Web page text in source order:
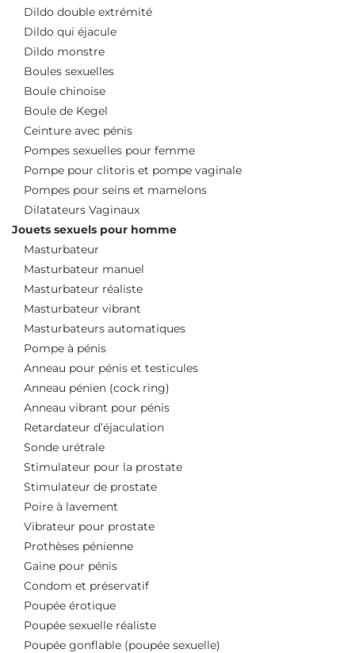
Dildo double extrémité
Dildo qui éjacule
Dildo monstre
Boules sexuelles
Boule chinoise
Boule de Kegel
Ceinture avec pénis
Pompes sexuelles pour femme
Pompe pour clitoris et pompe vaginale
Pompes pour seins et mamelons
Dilatateurs Vaginaux
Jouets sexuels pour homme
Masturbateur
Masturbateur manuel
Masturbateur réaliste
Masturbateur vibrant
Masturbateurs automatiques
Pompe à pénis
Anneau pour pénis et testicules
Anneau pénien (cock ring)
Anneau vibrant pour pénis
Retardateur d’éjaculation
Sonde urétrale
Stimulateur pour la prostate
Stimulateur de prostate
Poire à lavement
Vibrateur pour prostate
Prothèses pénienne
Gaine pour pénis
Condom et préservatif
Poupée érotique
Poupée sexuelle réaliste
Poupée gonflable (poupée sexuelle)